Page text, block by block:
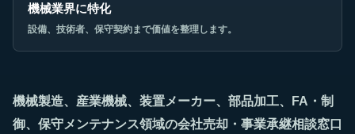
機械業界に特化
設備、技術者、保守契約まで価値を整理します。
機械製造、産業機械、装置メーカー、部品加工、FA・制
御、保守メンテナンス領域の会社売却・事業承継相談窓口